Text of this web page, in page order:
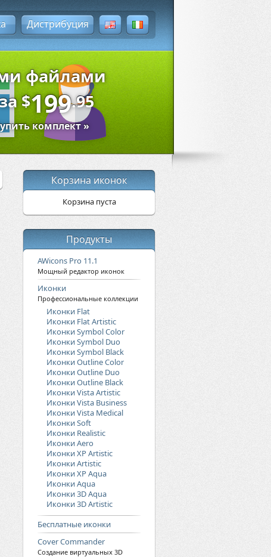
Дистрибуция
файлами
$199.95
комплект »
Корзина иконок
Корзина пуста
Продукты
AWicons Pro 11.1
Мощный редактор иконок
Иконки
Профессиональные коллекции
Иконки Flat
Иконки Flat Artistic
Иконки Symbol Color
Иконки Symbol Duo
Иконки Symbol Black
Иконки Outline Color
Иконки Outline Duo
Иконки Outline Black
Иконки Vista Artistic
Иконки Vista Business
Иконки Vista Medical
Иконки Soft
Иконки Realistic
Иконки Aero
Иконки XP Artistic
Иконки Artistic
Иконки XP Aqua
Иконки Aqua
Иконки 3D Aqua
Иконки 3D Artistic
Бесплатные иконки
Cover Commander
Создание виртуальных 3D